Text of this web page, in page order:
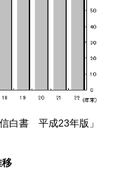
白書 平成23年版」